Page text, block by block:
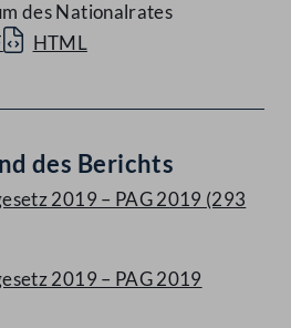
des Nationalrates
HTML
des Berichts
2019 – PAG 2019 (293
2019 – PAG 2019